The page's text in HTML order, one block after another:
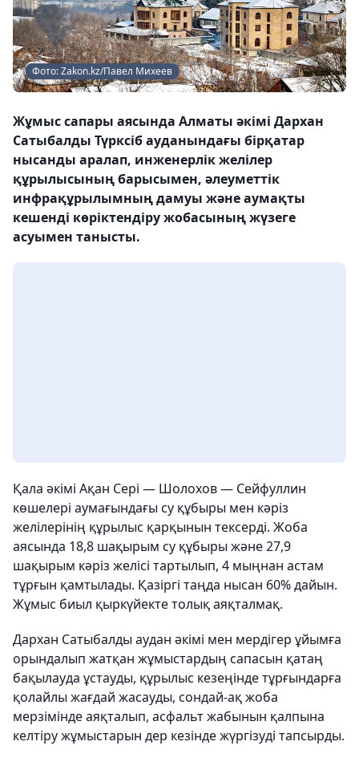
Фото: Zakon.kz/Павел Михеев
Жұмыс сапары аясында Алматы әкімі Дархан
Сатыбалды Түрксіб ауданындағы бірқатар
нысанды аралап, инженерлік желілер
құрылысының барысымен, әлеуметтік
инфрақұрылымның дамуы және аумақты
кешенді көріктендіру жобасының жүзеге
асуымен танысты.
Қала әкімі Ақан Сері — Шолохов — Сейфуллин
көшелері аумағындағы су құбыры мен кәріз
желілерінің құрылыс қарқынын тексерді. Жоба
аясында 18,8 шақырым су құбыры және 27,9
шақырым кәріз желісі тартылып, 4 мыңнан астам
тұрғын қамтылады. Қазіргі таңда нысан 60% дайын.
Жұмыс биыл қыркүйекте толық аяқталмақ.
Дархан Сатыбалды аудан әкімі мен мердігер ұйымға
орындалып жатқан жұмыстардың сапасын қатаң
бақылауда ұстауды, құрылыс кезеңінде тұрғындарға
қолайлы жағдай жасауды, сондай-ақ жоба
мерзімінде аяқталып, асфальт жабынын қалпына
келтіру жұмыстарын дер кезінде жүргізуді тапсырды.